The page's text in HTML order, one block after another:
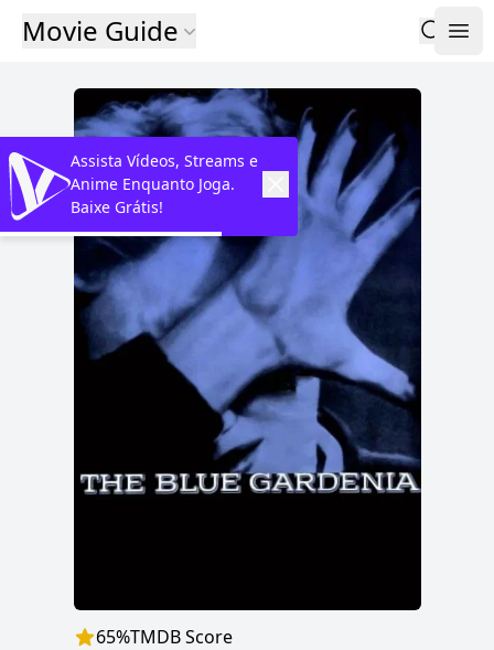
Movie Guide
65%TMDB Score
Assista Vídeos, Streams e
Anime Enquanto Joga.
Baixe Grátis!